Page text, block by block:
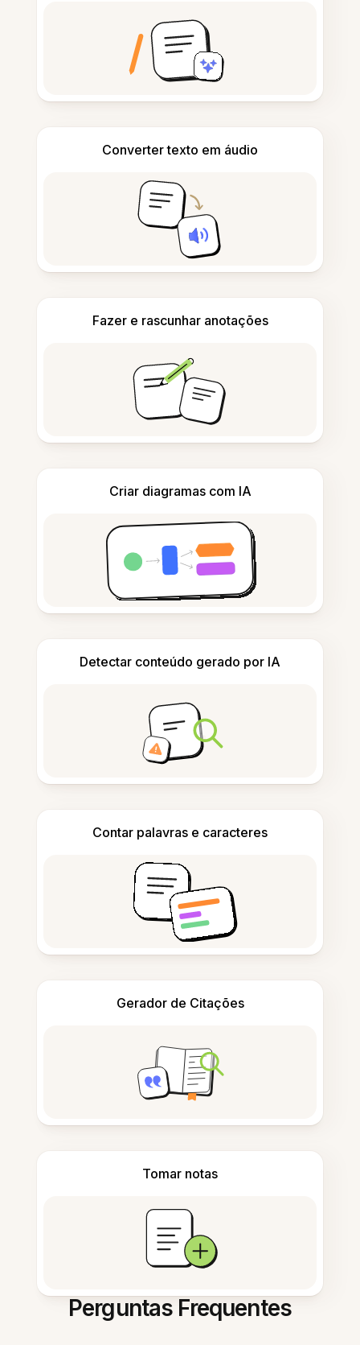
Converter texto em áudio
Fazer e rascunhar anotações
Criar diagramas com IA
Detectar conteúdo gerado por IA
Contar palavras e caracteres
Gerador de Citações
Tomar notas
Perguntas Frequentes